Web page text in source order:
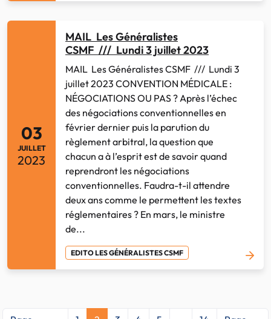
03
JUILLET
2023
MAIL Les Généralistes
CSMF /// Lundi 3 juillet 2023
MAIL Les Généralistes CSMF /// Lundi 3
juillet 2023 CONVENTION MÉDICALE :
NÉGOCIATIONS OU PAS ? Après l’échec
des négociations conventionnelles en
février dernier puis la parution du
règlement arbitral, la question que
chacun a à l’esprit est de savoir quand
reprendront les négociations
conventionnelles. Faudra-t-il attendre
deux ans comme le permettent les textes
réglementaires ? En mars, le ministre
de...
EDITO LES GÉNÉRALISTES CSMF